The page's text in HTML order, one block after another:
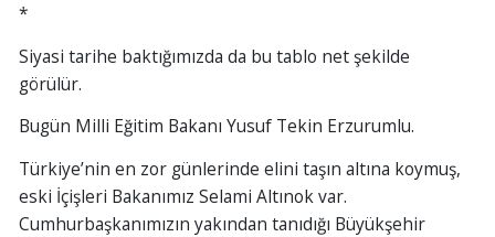
*
Siyasi tarihe baktığımızda da bu tablo net şekilde
görülür.
Bugün Milli Eğitim Bakanı Yusuf Tekin Erzurumlu.
Türkiye’nin en zor günlerinde elini taşın altına koymuş,
eski İçişleri Bakanımız Selami Altınok var.
Cumhurbaşkanımızın yakından tanıdığı Büyükşehir